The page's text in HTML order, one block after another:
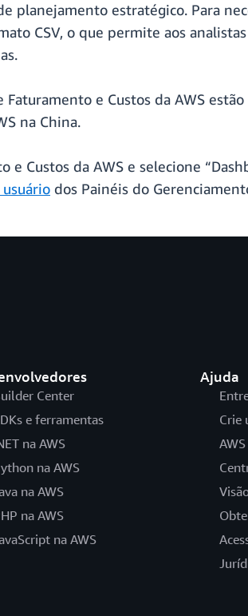
planejamento estratégico. Para
CSV, o que permite aos
e Custos da AWS
na China.
Custos da AWS e selecione
dos Painéis do
Center
e ferramentas
na AWS
na AWS
na AWS
na AWS
na AWS
Ajuda
Crie